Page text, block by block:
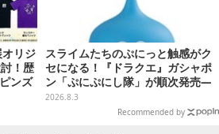
オリジ
！歴
ンズ
ツや
スライムたちのぷにっと触感がク
セになる！『ドラクエ』ガシャポ
ン「ぷにぷにし隊」が順次発売―
全4種ではぐれメタルは固め
2026.8.3
Recommended by